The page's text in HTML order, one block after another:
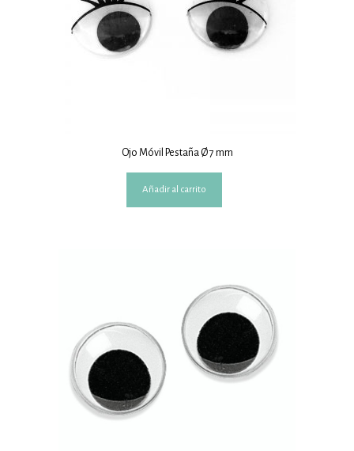
Ojo Móvil Pestaña Ø 7 mm
Añadir al carrito